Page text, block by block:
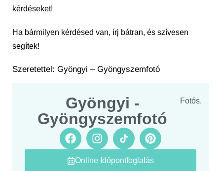
kérdéseket!
Ha bármilyen kérdésed van, írj bátran, és szívesen
segítek!
Szeretettel: Gyöngyi – Gyöngyszemfotó
Gyöngyi -
Gyöngyszemfotó
Fotós.
Online Időpontfoglalás